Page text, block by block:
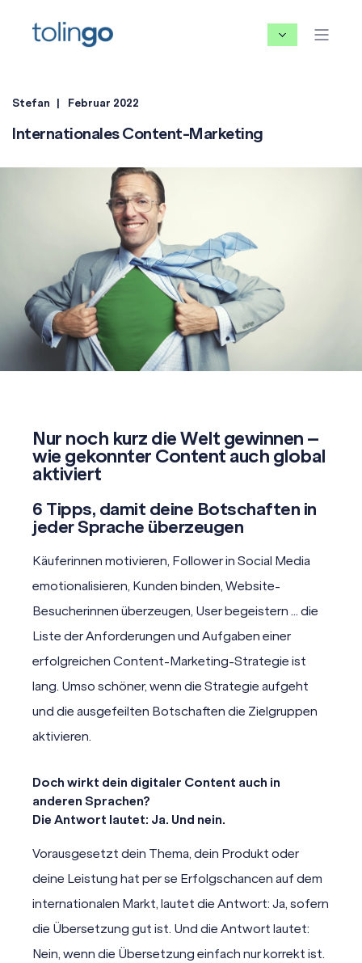
Stefan Februar 2022
Internationales Content-Marketing
Nur noch kurz die Welt gewinnen –
wie gekonnter Content auch global
aktiviert
6 Tipps, damit deine Botschaften in
jeder Sprache überzeugen
Käuferinnen motivieren, Follower in Social Media
emotionalisieren, Kunden binden, Website-
Besucherinnen überzeugen, User begeistern … die
Liste der Anforderungen und Aufgaben einer
erfolgreichen Content-Marketing-Strategie ist
lang. Umso schöner, wenn die Strategie aufgeht
und die ausgefeilten Botschaften die Zielgruppen
aktivieren.
Doch wirkt dein digitaler Content auch in
anderen Sprachen?
Die Antwort lautet: Ja. Und nein.
Vorausgesetzt dein Thema, dein Produkt oder
deine Leistung hat per se Erfolgschancen auf dem
internationalen Markt, lautet die Antwort: Ja, sofern
die Übersetzung gut ist. Und die Antwort lautet:
Nein, wenn die Übersetzung einfach nur korrekt ist.